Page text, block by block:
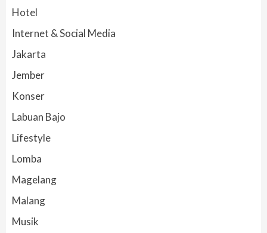
Hotel
Internet & Social Media
Jakarta
Jember
Konser
Labuan Bajo
Lifestyle
Lomba
Magelang
Malang
Musik